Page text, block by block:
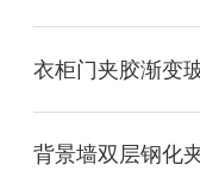
衣柜门夹胶渐变
背景墙双层钢化